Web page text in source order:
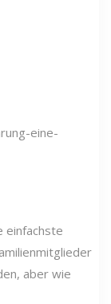
einfachste
aber wie